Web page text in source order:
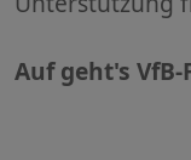
Auf geht's